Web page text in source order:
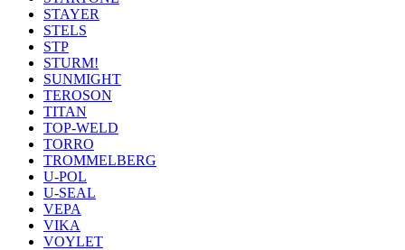
STAYER
STELS
STP
STURM!
SUNMIGHT
TEROSON
TITAN
TOP-WELD
TORRO
TROMMELBERG
U-POL
U-SEAL
VEPA
VIKA
VOYLET